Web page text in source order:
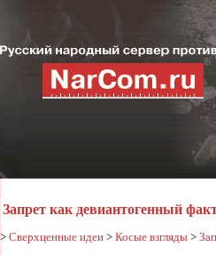
Запрет как девиантогенный
> Сверхценные идеи > Косые взгляды >